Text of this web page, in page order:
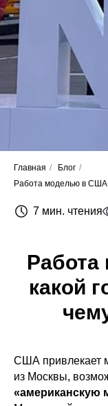
Главная / Блог /
Работа моделью в США:
7 мин. чтения
какой
США привлекает
из Москвы,
«американскую